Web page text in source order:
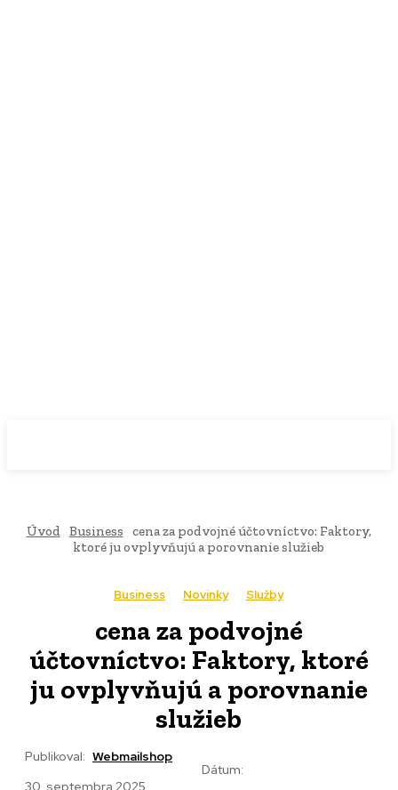
Úvod Business
cena za podvojné účtovníctvo: Faktory,
ktoré ju ovplyvňujú a porovnanie služieb
Business Novinky Služby
cena za podvojné
účtovníctvo: Faktory, ktoré
ju ovplyvňujú a porovnanie
služieb
Publikoval: Webmailshop
Dátum:
30. septembra 2025